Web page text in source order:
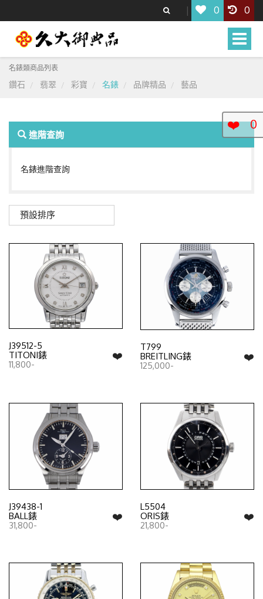
0 0
Toggle
名錶類商品列表
鑽石 翡翠 彩寶 名錶 品牌精品 藝品
進階查詢
名錶進階查詢
預設排序
J39512-5
❤️
TITONI錶
11,800-
T799
❤️
BREITLING錶
125,000-
J39438-1
❤️
BALL錶
31,800-
L5504
❤️
ORIS錶
21,800-
❤️ 0